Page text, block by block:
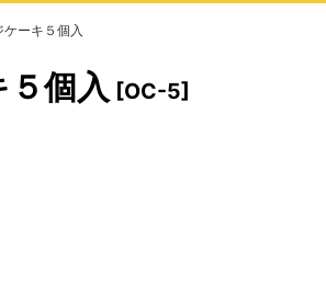
ケーキ５個入
個入 [OC-5]